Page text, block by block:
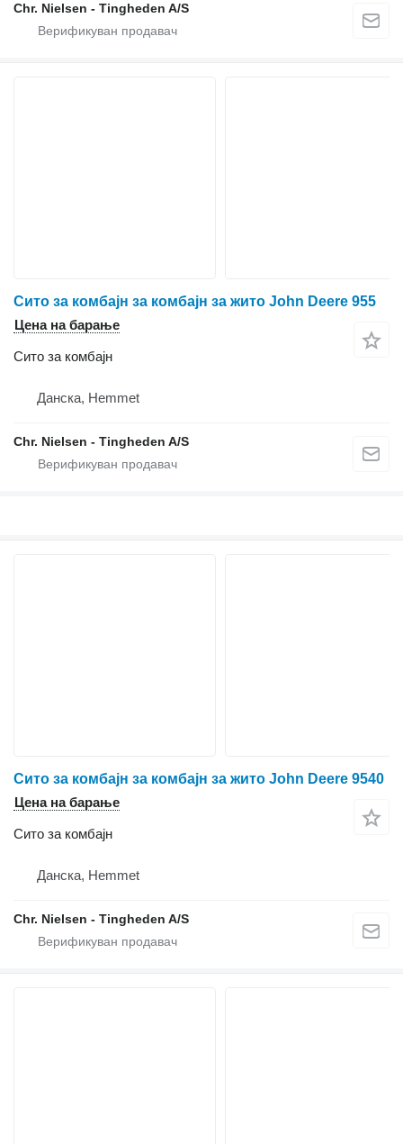
Chr. Nielsen - Tingheden A/S
Сито за комбајн за комбајн за жито John Deere 955
Цена на барање
Сито за комбајн
Данска, Hemmet
Chr. Nielsen - Tingheden A/S
Сито за комбајн за комбајн за жито John Deere 9540
Цена на барање
Сито за комбајн
Данска, Hemmet
Chr. Nielsen - Tingheden A/S